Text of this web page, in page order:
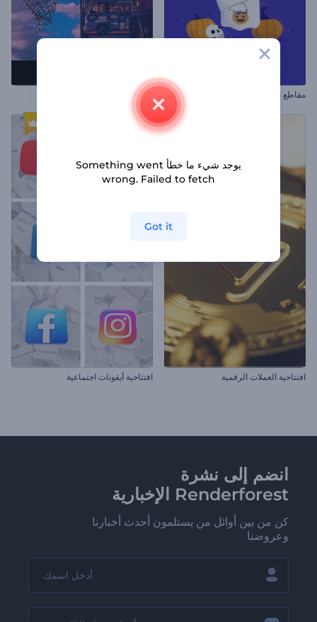
مقاطع مخيفة للهالوين مقدمة ديناميكية حضارية
افتتاحية العملات الرقمية افتتاحية أيقونات اجتماعية
انضم إلى نشرة
Renderforest الإخبارية
كن من بين أوائل من يستلمون أحدث أخبارنا
وعروضنا
يوجد شيء ما خطأ Something went
wrong. Failed to fetch
Got it